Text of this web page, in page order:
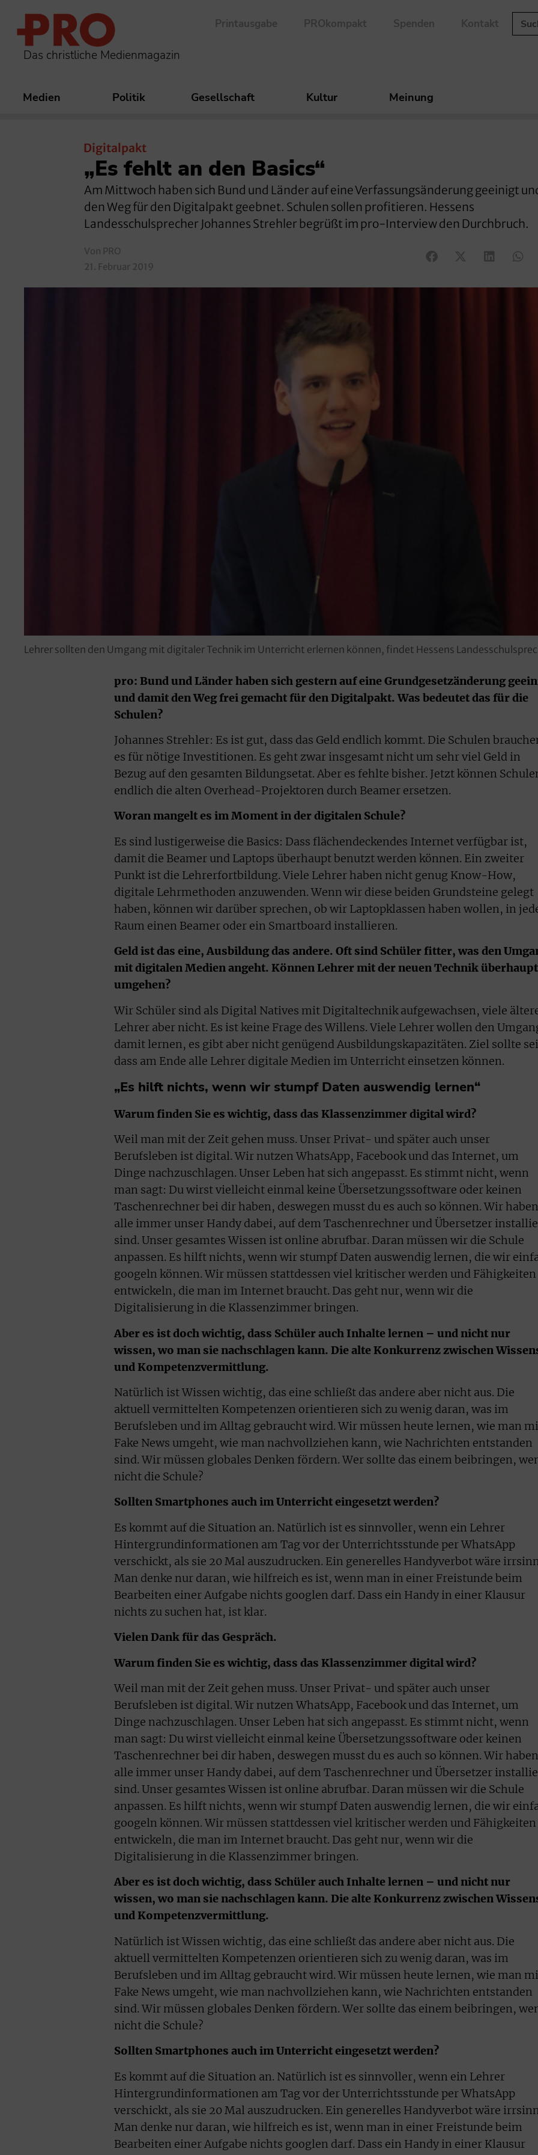
Das christliche Medienmagazin
Printausgabe PROkompakt Spenden Kontakt
Medien Politik Gesellschaft Kultur Meinung
Digitalpakt
„Es fehlt an den Basics“
Am Mittwoch haben sich Bund und Länder auf eine Verfassungsänderung geeinigt
den Weg für den Digitalpakt geebnet. Schulen sollen profitieren. Hessens
Landesschulsprecher Johannes Strehler begrüßt im pro-Interview den Durchbruch.
Von PRO
21. Februar 2019
Lehrer sollten den Umgang mit digitaler Technik im Unterricht erlernen können, findet Hessens
pro: Bund und Länder haben sich gestern auf eine Grundgesetzänderung
und damit den Weg frei gemacht für den Digitalpakt. Was bedeutet das für die
Schulen?
Johannes Strehler: Es ist gut, dass das Geld endlich kommt. Die Schulen
es für nötige Investitionen. Es geht zwar insgesamt nicht um sehr viel Geld in
Bezug auf den gesamten Bildungsetat. Aber es fehlte bisher. Jetzt können
endlich die alten Overhead-Projektoren durch Beamer ersetzen.
Woran mangelt es im Moment in der digitalen Schule?
Es sind lustigerweise die Basics: Dass flächendeckendes Internet verfügbar ist,
damit die Beamer und Laptops überhaupt benutzt werden können. Ein zweiter
Punkt ist die Lehrerfortbildung. Viele Lehrer haben nicht genug Know-How,
digitale Lehrmethoden anzuwenden. Wenn wir diese beiden Grundsteine gelegt
haben, können wir darüber sprechen, ob wir Laptopklassen haben wollen, in
Raum einen Beamer oder ein Smartboard installieren.
Geld ist das eine, Ausbildung das andere. Oft sind Schüler fitter, was den
mit digitalen Medien angeht. Können Lehrer mit der neuen Technik überhaupt
umgehen?
Wir Schüler sind als Digital Natives mit Digitaltechnik aufgewachsen, viele
Lehrer aber nicht. Es ist keine Frage des Willens. Viele Lehrer wollen den
damit lernen, es gibt aber nicht genügend Ausbildungskapazitäten. Ziel sollte
dass am Ende alle Lehrer digitale Medien im Unterricht einsetzen können.
„Es hilft nichts, wenn wir stumpf Daten auswendig lernen“
Warum finden Sie es wichtig, dass das Klassenzimmer digital wird?
Weil man mit der Zeit gehen muss. Unser Privat- und später auch unser
Berufsleben ist digital. Wir nutzen WhatsApp, Facebook und das Internet, um
Dinge nachzuschlagen. Unser Leben hat sich angepasst. Es stimmt nicht, wenn
man sagt: Du wirst vielleicht einmal keine Übersetzungssoftware oder keinen
Taschenrechner bei dir haben, deswegen musst du es auch so können. Wir haben
alle immer unser Handy dabei, auf dem Taschenrechner und Übersetzer
sind. Unser gesamtes Wissen ist online abrufbar. Daran müssen wir die Schule
anpassen. Es hilft nichts, wenn wir stumpf Daten auswendig lernen, die wir
googeln können. Wir müssen stattdessen viel kritischer werden und Fähigkeiten
entwickeln, die man im Internet braucht. Das geht nur, wenn wir die
Digitalisierung in die Klassenzimmer bringen.
Aber es ist doch wichtig, dass Schüler auch Inhalte lernen – und nicht nur
wissen, wo man sie nachschlagen kann. Die alte Konkurrenz zwischen
und Kompetenzvermittlung.
Natürlich ist Wissen wichtig, das eine schließt das andere aber nicht aus. Die
aktuell vermittelten Kompetenzen orientieren sich zu wenig daran, was im
Berufsleben und im Alltag gebraucht wird. Wir müssen heute lernen, wie man
Fake News umgeht, wie man nachvollziehen kann, wie Nachrichten entstanden
sind. Wir müssen globales Denken fördern. Wer sollte das einem beibringen,
nicht die Schule?
Sollten Smartphones auch im Unterricht eingesetzt werden?
Es kommt auf die Situation an. Natürlich ist es sinnvoller, wenn ein Lehrer
Hintergrundinformationen am Tag vor der Unterrichtsstunde per WhatsApp
verschickt, als sie 20 Mal auszudrucken. Ein generelles Handyverbot wäre
Man denke nur daran, wie hilfreich es ist, wenn man in einer Freistunde beim
Bearbeiten einer Aufgabe nichts googlen darf. Dass ein Handy in einer Klausur
nichts zu suchen hat, ist klar.
Vielen Dank für das Gespräch.
Warum finden Sie es wichtig, dass das Klassenzimmer digital wird?
Weil man mit der Zeit gehen muss. Unser Privat- und später auch unser
Berufsleben ist digital. Wir nutzen WhatsApp, Facebook und das Internet, um
Dinge nachzuschlagen. Unser Leben hat sich angepasst. Es stimmt nicht, wenn
man sagt: Du wirst vielleicht einmal keine Übersetzungssoftware oder keinen
Taschenrechner bei dir haben, deswegen musst du es auch so können. Wir haben
alle immer unser Handy dabei, auf dem Taschenrechner und Übersetzer
sind. Unser gesamtes Wissen ist online abrufbar. Daran müssen wir die Schule
anpassen. Es hilft nichts, wenn wir stumpf Daten auswendig lernen, die wir
googeln können. Wir müssen stattdessen viel kritischer werden und Fähigkeiten
entwickeln, die man im Internet braucht. Das geht nur, wenn wir die
Digitalisierung in die Klassenzimmer bringen.
Aber es ist doch wichtig, dass Schüler auch Inhalte lernen – und nicht nur
wissen, wo man sie nachschlagen kann. Die alte Konkurrenz zwischen
und Kompetenzvermittlung.
Natürlich ist Wissen wichtig, das eine schließt das andere aber nicht aus. Die
aktuell vermittelten Kompetenzen orientieren sich zu wenig daran, was im
Berufsleben und im Alltag gebraucht wird. Wir müssen heute lernen, wie man
Fake News umgeht, wie man nachvollziehen kann, wie Nachrichten entstanden
sind. Wir müssen globales Denken fördern. Wer sollte das einem beibringen,
nicht die Schule?
Sollten Smartphones auch im Unterricht eingesetzt werden?
Es kommt auf die Situation an. Natürlich ist es sinnvoller, wenn ein Lehrer
Hintergrundinformationen am Tag vor der Unterrichtsstunde per WhatsApp
verschickt, als sie 20 Mal auszudrucken. Ein generelles Handyverbot wäre
Man denke nur daran, wie hilfreich es ist, wenn man in einer Freistunde beim
Bearbeiten einer Aufgabe nichts googlen darf. Dass ein Handy in einer Klausur